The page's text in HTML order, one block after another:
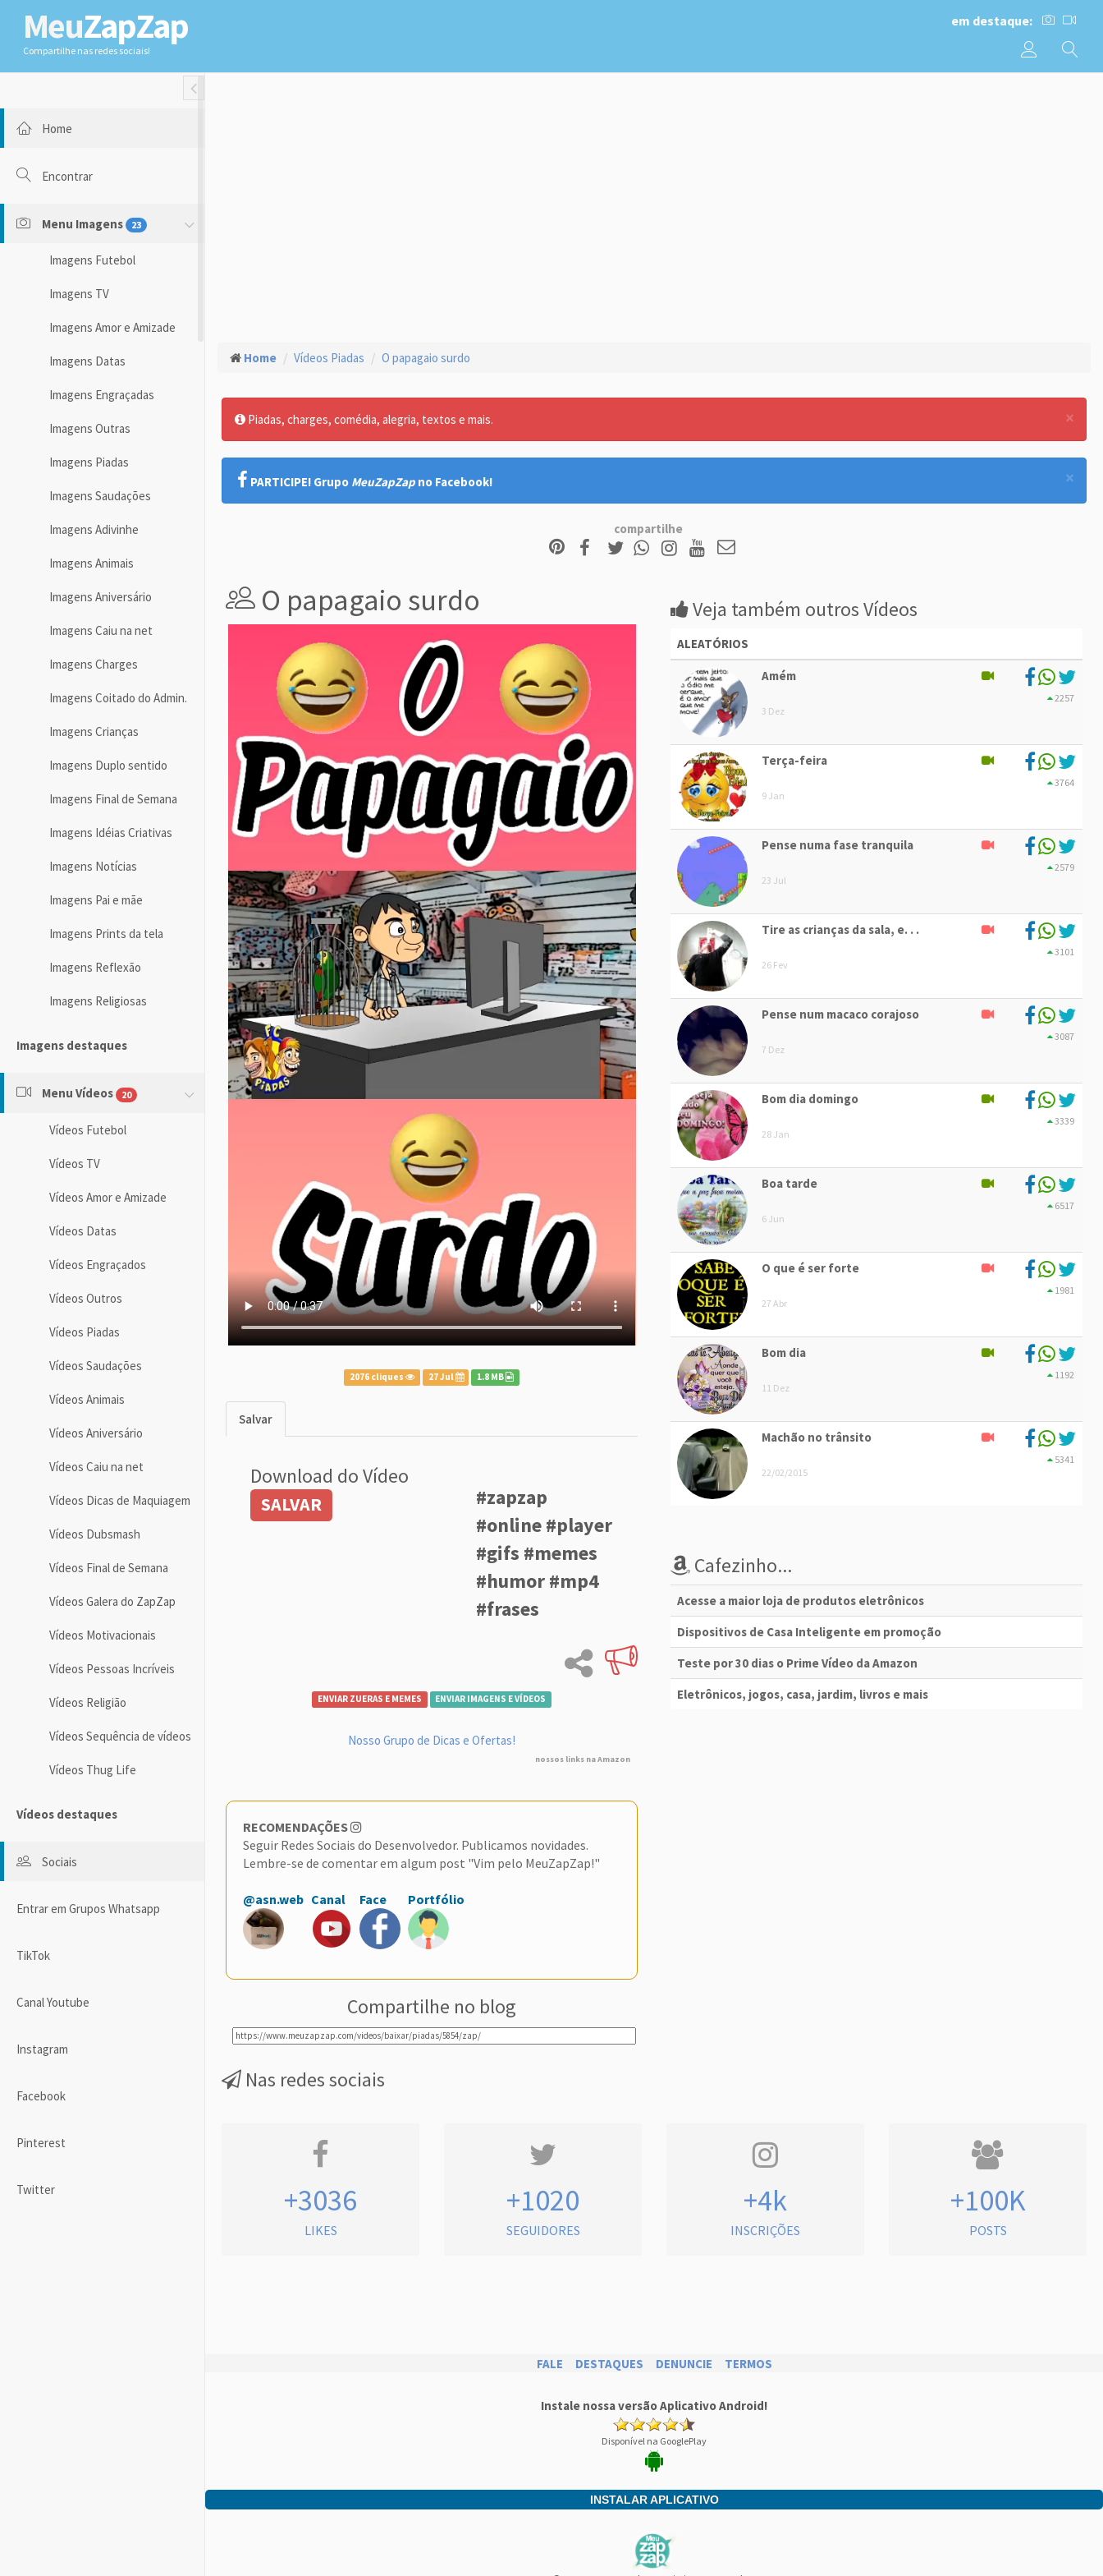
MeuZapZap
Compartilhe nas redes sociais!
em destaque:
Toggle Fullwidth
Home
Encontrar
Menu Imagens 23
Imagens Futebol
Imagens TV
Imagens Amor e Amizade
Imagens Datas
Imagens Engraçadas
Imagens Outras
Imagens Piadas
Imagens Saudações
Imagens Adivinhe
Imagens Animais
Imagens Aniversário
Imagens Caiu na net
Imagens Charges
Imagens Coitado do Admin.
Imagens Crianças
Imagens Duplo sentido
Imagens Final de Semana
Imagens Idéias Criativas
Imagens Notícias
Imagens Pai e mãe
Imagens Prints da tela
Imagens Reflexão
Imagens Religiosas
Imagens destaques
Menu Vídeos 20
Vídeos Futebol
Vídeos TV
Vídeos Amor e Amizade
Vídeos Datas
Vídeos Engraçados
Vídeos Outros
Vídeos Piadas
Vídeos Saudações
Vídeos Animais
Vídeos Aniversário
Vídeos Caiu na net
Vídeos Dicas de Maquiagem
Vídeos Dubsmash
Vídeos Final de Semana
Vídeos Galera do ZapZap
Vídeos Motivacionais
Vídeos Pessoas Incríveis
Vídeos Religião
Vídeos Sequência de vídeos
Vídeos Thug Life
Vídeos destaques
Sociais
Entrar em Grupos Whatsapp
TikTok
Canal Youtube
Instagram
Facebook
Pinterest
Twitter
Home Vídeos Piadas O papagaio surdo
×
Piadas, charges, comédia, alegria, textos e mais.
×
PARTICIPE! Grupo MeuZapZap no Facebook!
compartilhe
O papagaio surdo
2076 cliques 27 Jul 1.8 MB
Salvar
Download do Vídeo
SALVAR
#zapzap
#online #player
#gifs #memes
#humor #mp4
#frases
ENVIAR ZUERAS E MEMES ENVIAR IMAGENS E VÍDEOS
Nosso Grupo de Dicas e Ofertas!
nossos links na Amazon
RECOMENDAÇÕES
Seguir Redes Sociais do Desenvolvedor. Publicamos novidades.
Lembre-se de comentar em algum post "Vim pelo MeuZapZap!"
@asn.web Canal Face Portfólio
Compartilhe no blog
Veja também outros Vídeos
ALEATÓRIOS
Amém
3 Dez
2257
Terça-feira
9 Jan
3764
Pense numa fase tranquila
23 Jul
2579
Tire as crianças da sala, e. . .
26 Fev
3101
Pense num macaco corajoso
7 Dez
3087
Bom dia domingo
28 Jan
3339
Boa tarde
6 Jun
6517
O que é ser forte
27 Abr
1981
Bom dia
11 Dez
1192
Machão no trânsito
22/02/2015
5341
Cafezinho...
Acesse a maior loja de produtos eletrônicos
Dispositivos de Casa Inteligente em promoção
Teste por 30 dias o Prime Vídeo da Amazon
Eletrônicos, jogos, casa, jardim, livros e mais
Nas redes sociais
+3036
LIKES
+1020
SEGUIDORES
+4k
INSCRIÇÕES
+100K
POSTS
FALE DESTAQUES DENUNCIE TERMOS
Instale nossa versão Aplicativo Android!
Disponível na GooglePlay
INSTALAR APLICATIVO